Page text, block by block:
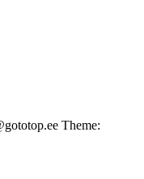
Theme: